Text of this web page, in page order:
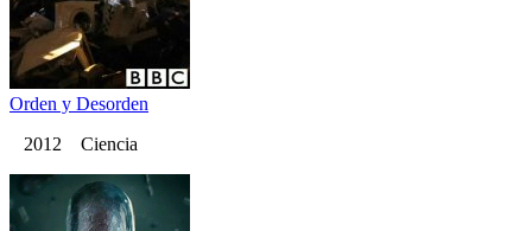
Orden y Desorden
2012 Ciencia